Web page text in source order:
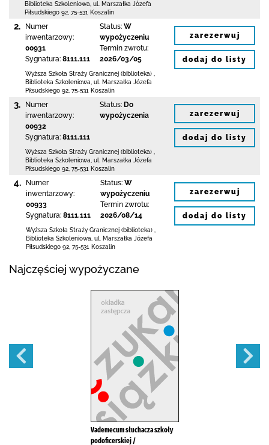
Biblioteka Szkoleniowa, ul. Marszałka Józefa
Piłsudskiego 92 75-531 Koszalin
2.
Numer
inwentarzowy:
00931
Sygnatura: 8111.111
Status: W
wypożyczeniu
Termin zwrotu:
2026/03/05
Wyższa Szkoła Straży Granicznej (biblioteka)
Biblioteka Szkoleniowa, ul. Marszałka Józefa
Piłsudskiego 92 75-531 Koszalin
zarezerwuj
dodaj do listy
3.
Numer
inwentarzowy:
00932
Sygnatura: 8111.111
Status: Do
wypożyczenia
Wyższa Szkoła Straży Granicznej (biblioteka)
Biblioteka Szkoleniowa, ul. Marszałka Józefa
Piłsudskiego 92 75-531 Koszalin
zarezerwuj
dodaj do listy
4.
Numer
inwentarzowy:
00933
Sygnatura: 8111.111
Status: W
wypożyczeniu
Termin zwrotu:
2026/08/14
Wyższa Szkoła Straży Granicznej (biblioteka)
Biblioteka Szkoleniowa, ul. Marszałka Józefa
Piłsudskiego 92 75-531 Koszalin
zarezerwuj
dodaj do listy
Najczęściej wypożyczane
Vademecum słuchacza szkoły
podoficerskiej /